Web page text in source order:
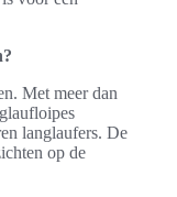
Met meer dan
langlaufers. De
op de